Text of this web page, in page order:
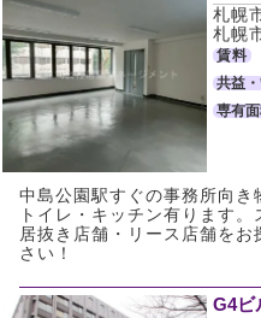
札幌
札幌
賃料
共益
専有
中島公園駅すぐの事務所向き
トイレ・キッチン有ります
居抜き店舗・リース店舗を
さい！
G4ビ